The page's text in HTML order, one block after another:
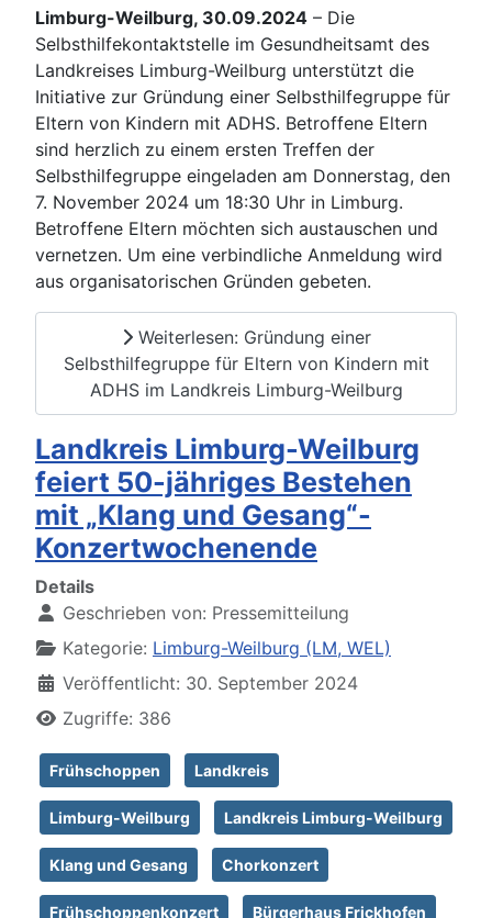
Limburg-Weilburg, 30.09.2024 – Die
Selbsthilfekontaktstelle im Gesundheitsamt des
Landkreises Limburg-Weilburg unterstützt die
Initiative zur Gründung einer Selbsthilfegruppe für
Eltern von Kindern mit ADHS. Betroffene Eltern
sind herzlich zu einem ersten Treffen der
Selbsthilfegruppe eingeladen am Donnerstag, den
7. November 2024 um 18:30 Uhr in Limburg.
Betroffene Eltern möchten sich austauschen und
vernetzen. Um eine verbindliche Anmeldung wird
aus organisatorischen Gründen gebeten.
Weiterlesen: Gründung einer
Selbsthilfegruppe für Eltern von Kindern mit
ADHS im Landkreis Limburg-Weilburg
Landkreis Limburg-Weilburg
feiert 50-jähriges Bestehen
mit „Klang und Gesang“-
Konzertwochenende
Details
Geschrieben von: Pressemitteilung
Kategorie: Limburg-Weilburg (LM, WEL)
Veröffentlicht: 30. September 2024
Zugriffe: 386
Frühschoppen Landkreis
Limburg-Weilburg Landkreis Limburg-Weilburg
Klang und Gesang Chorkonzert
Frühschoppenkonzert Bürgerhaus Frickhofen